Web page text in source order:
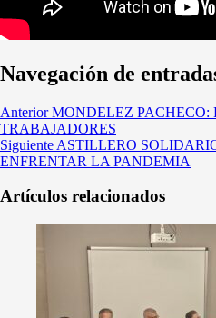
Navegación de
AnteriorMONDELEZ PACHECO:
TRABAJADORES
Siguiente ASTILLERO
ENFRENTAR LA PANDEMIA
Artículos relacionados